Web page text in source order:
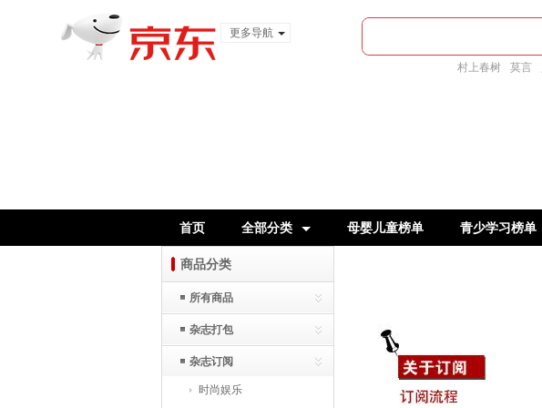
更多导航
村上春树 莫言
首页 全部分类 母婴儿童榜单 青少学习榜单
商品分类
所有商品
杂志打包
杂志订阅
时尚娱乐